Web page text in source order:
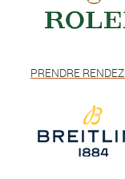
PRENDRE